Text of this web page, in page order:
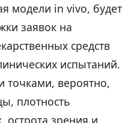
модели in vivo, будет
заявок на
средств
испытаний.
вероятно,
плотность
острота зрения и